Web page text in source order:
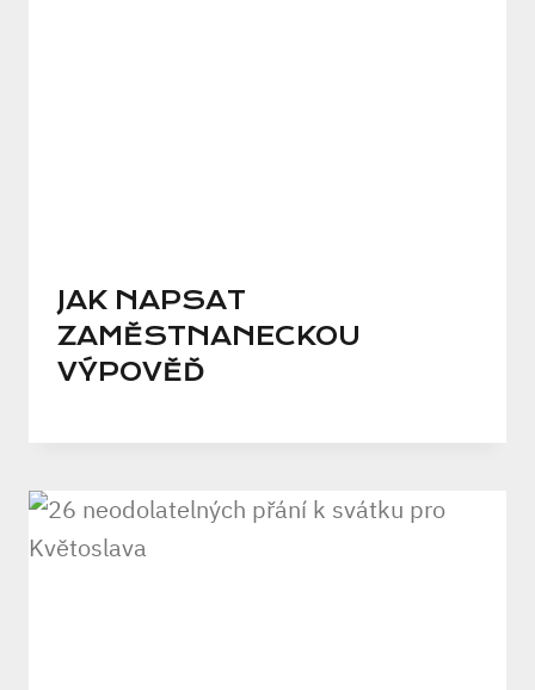
JAK NAPSAT
ZAMĚSTNANECKOU
VÝPOVĚĎ